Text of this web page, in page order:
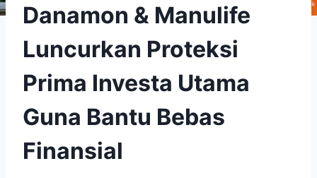
Danamon & Manulife
Luncurkan Proteksi
Prima Investa Utama
Guna Bantu Bebas
Finansial